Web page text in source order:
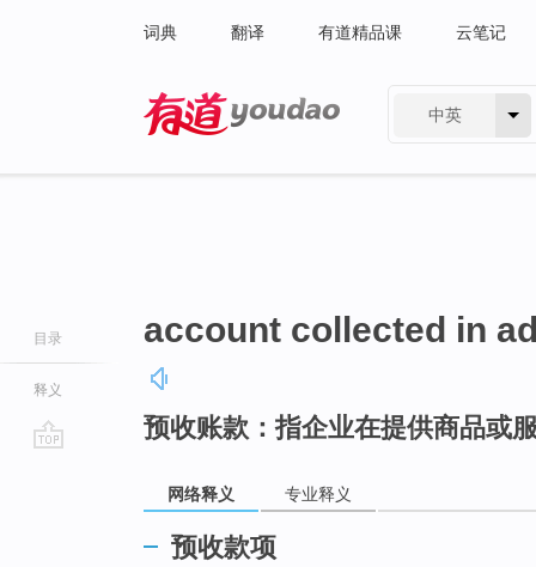
词典 翻译 有道精品课 云笔记
中英
目录
释义
account collected in
预收账款：指企业在提供商品或
网络释义 专业释义
预收款项